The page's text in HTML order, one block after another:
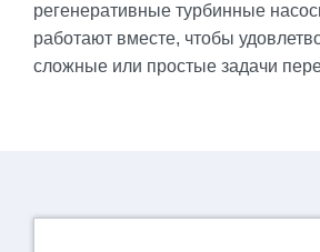
регенеративные турбинные
работают вместе, чтобы
сложные или простые задачи